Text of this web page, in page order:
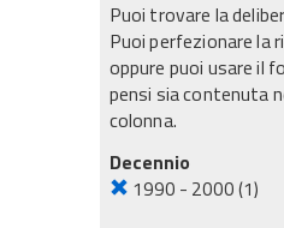
Puoi trovare la
Puoi perfezionare la
oppure puoi usare il
pensi sia contenuta
colonna.
Decennio
1990 - 2000(1)